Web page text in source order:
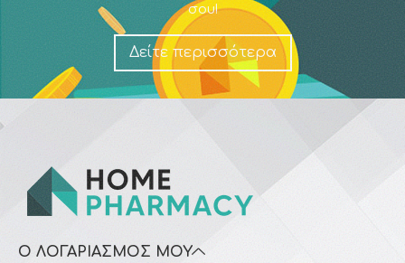
σου!
Δείτε περισσότερα
Ο ΛΟΓΑΡΙΑΣΜΌΣ ΜΟΥ